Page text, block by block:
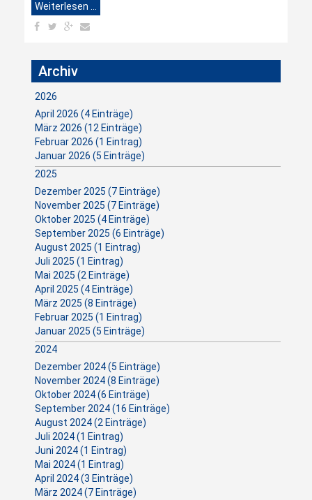
Weiterlesen …
Archiv
2026
April 2026 (4 Einträge)
März 2026 (12 Einträge)
Februar 2026 (1 Eintrag)
Januar 2026 (5 Einträge)
2025
Dezember 2025 (7 Einträge)
November 2025 (7 Einträge)
Oktober 2025 (4 Einträge)
September 2025 (6 Einträge)
August 2025 (1 Eintrag)
Juli 2025 (1 Eintrag)
Mai 2025 (2 Einträge)
April 2025 (4 Einträge)
März 2025 (8 Einträge)
Februar 2025 (1 Eintrag)
Januar 2025 (5 Einträge)
2024
Dezember 2024 (5 Einträge)
November 2024 (8 Einträge)
Oktober 2024 (6 Einträge)
September 2024 (16 Einträge)
August 2024 (2 Einträge)
Juli 2024 (1 Eintrag)
Juni 2024 (1 Eintrag)
Mai 2024 (1 Eintrag)
April 2024 (3 Einträge)
März 2024 (7 Einträge)